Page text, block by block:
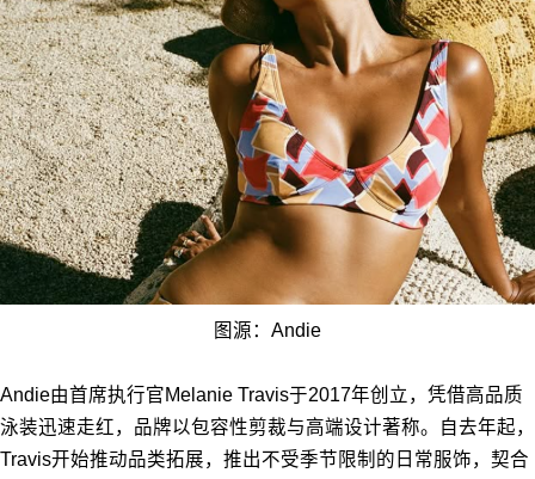
图源：Andie
Andie由首席执行官Melanie Travis于2017年创立，凭借高品质
泳装迅速走红，品牌以包容性剪裁与高端设计著称。自去年起，
Travis开始推动品类拓展，推出不受季节限制的日常服饰，契合